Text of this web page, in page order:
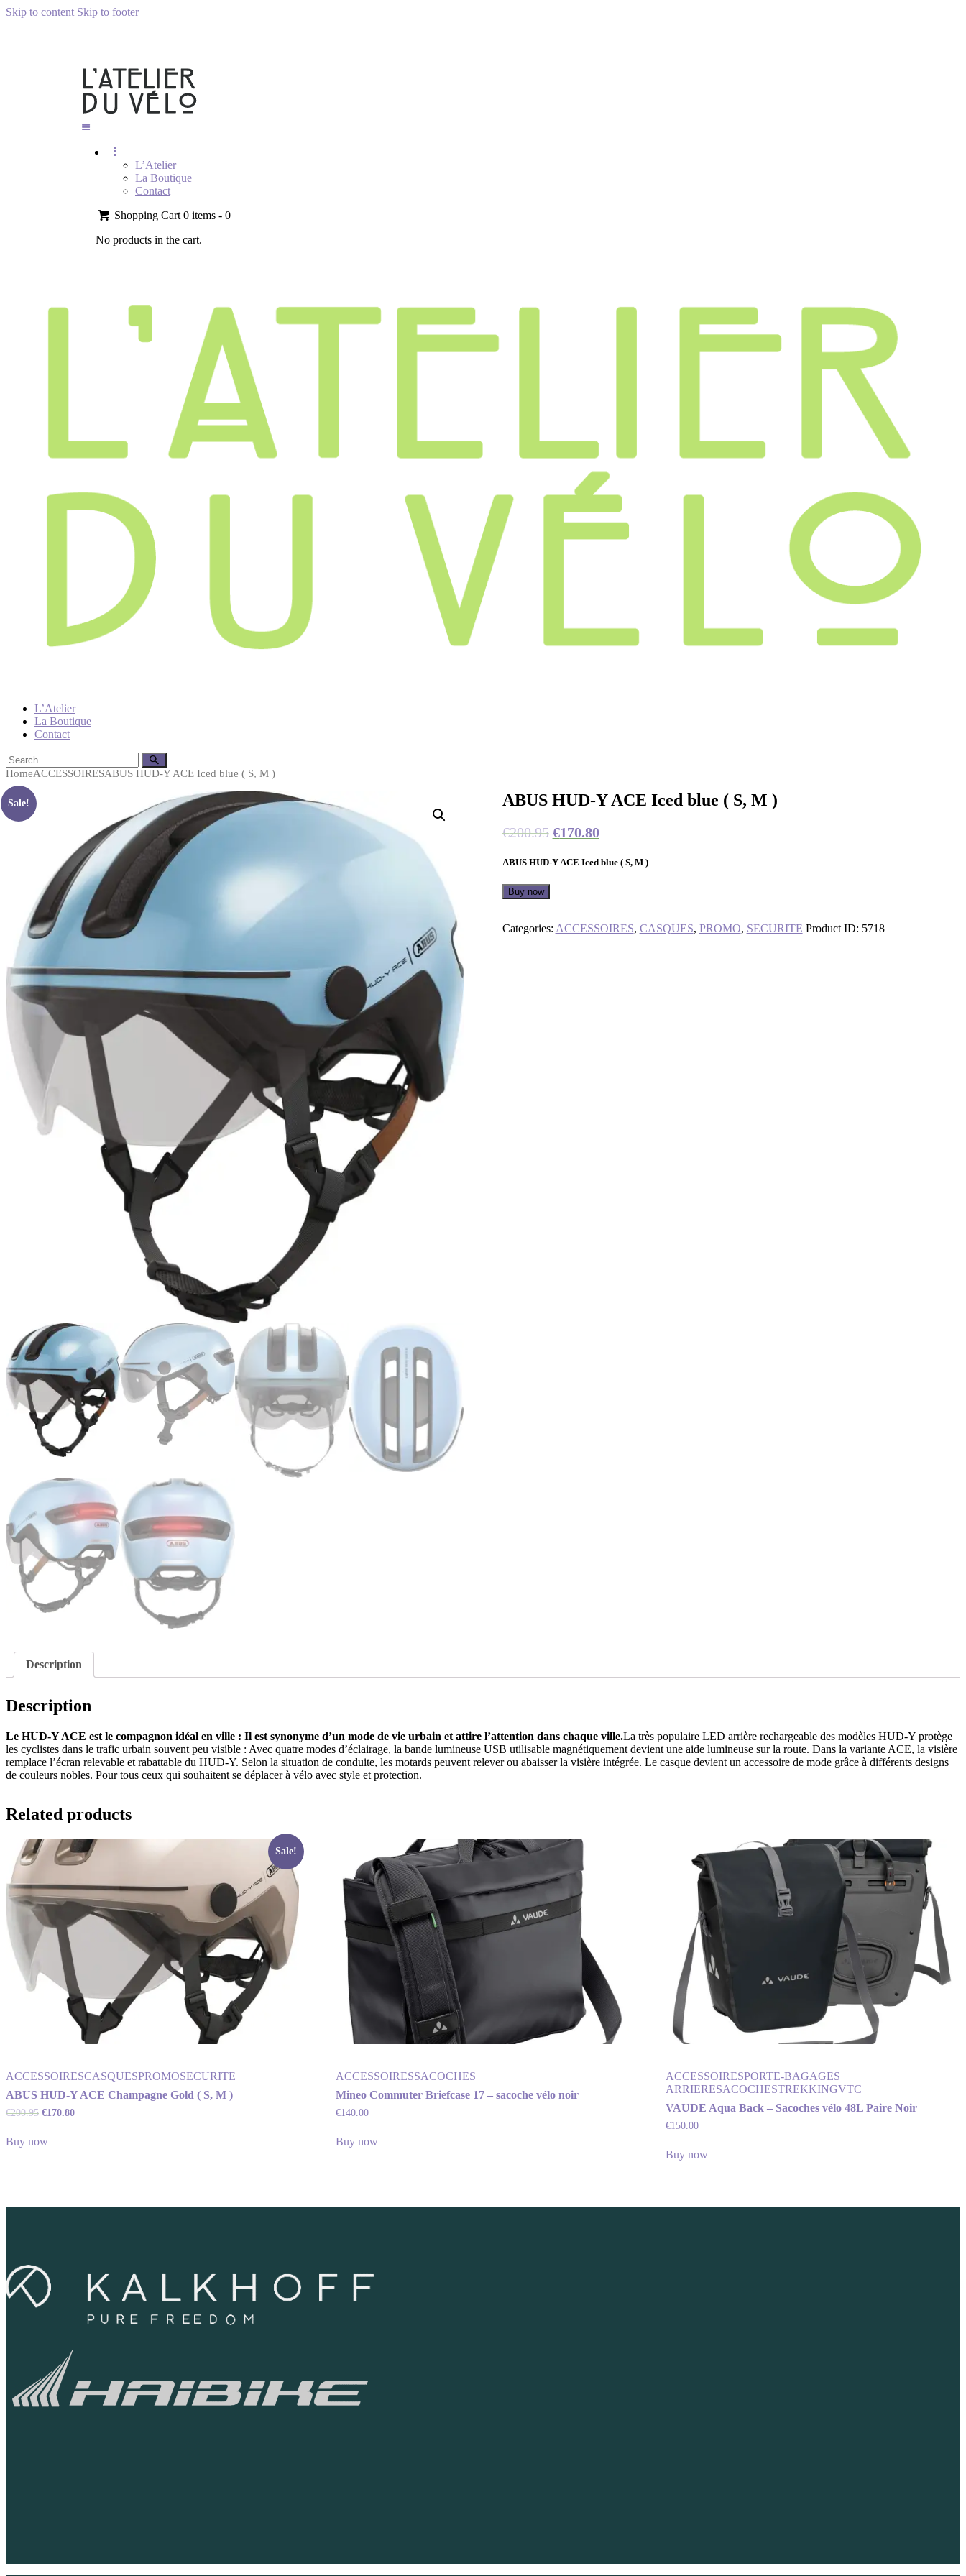
Skip to content Skip to footer
L’Atelier
La Boutique
Contact
Shopping Cart 0 items -0
No products in the cart.
L’Atelier
La Boutique
Contact
HomeACCESSOIRESABUS HUD-Y ACE Iced blue ( S, M )
Sale! ABUS HUD-Y ACE Iced blue ( S, M )
€200.95 €170.80
ABUS HUD-Y ACE Iced blue ( S, M )
Buy now
Categories: ACCESSOIRES, CASQUES, PROMO, SECURITE Product ID: 5718
Description
Description
Le HUD-Y ACE est le compagnon idéal en ville : Il est synonyme d’un mode de vie urbain et attire l’attention dans chaque ville.La très populaire LED arrière rechargeable des modèles HUD-Y protège
les cyclistes dans le trafic urbain souvent peu visible : Avec quatre modes d’éclairage, la bande lumineuse USB utilisable magnétiquement devient une aide lumineuse sur la route. Dans la variante ACE, la visière
remplace l’écran relevable et rabattable du HUD-Y. Selon la situation de conduite, les motards peuvent relever ou abaisser la visière intégrée. Le casque devient un accessoire de mode grâce à différents designs
de couleurs nobles. Pour tous ceux qui souhaitent se déplacer à vélo avec style et protection.
Related products
Sale!
ACCESSOIRESCASQUESPROMOSECURITE
ABUS HUD-Y ACE Champagne Gold ( S, M )
€200.95 €170.80
Buy now
ACCESSOIRESSACOCHES
Mineo Commuter Briefcase 17 – sacoche vélo noir
€140.00
Buy now
ACCESSOIRESPORTE-BAGAGES
ARRIERESACOCHESTREKKINGVTC
VAUDE Aqua Back – Sacoches vélo 48L Paire Noir
€150.00
Buy now